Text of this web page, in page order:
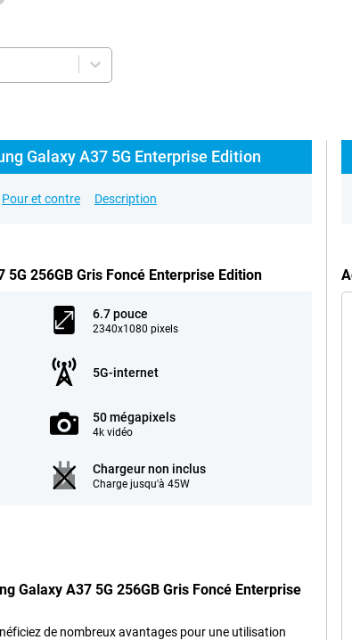
Galaxy A37 5G Enterprise Edition
Pour et contre Description
256GB Gris Foncé Enterprise Edition
6.7 pouce
2340x1080 pixels
5G-internet
50 mégapixels
4k vidéo
Chargeur non inclus
Charge jusqu'à 45W
Galaxy A37 5G 256GB Gris Foncé Enterprise
de nombreux avantages pour une utilisation